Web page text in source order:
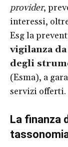
provider,
interessi,
Esg la
vigilanza
degli
(Esma), a
servizi offerti.
La finanza